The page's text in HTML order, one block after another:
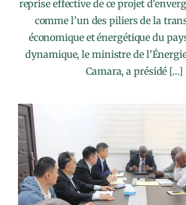
reprise effective de ce projet
comme l’un des piliers de la
économique et énergétique du
dynamique, le ministre de
Camara, a présidé […]